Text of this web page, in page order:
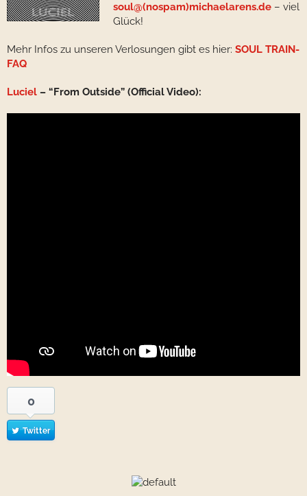
soul@(nospam)michaelarens.de – viel
Glück!
Mehr Infos zu unseren Verlosungen gibt es hier: SOUL TRAIN-
FAQ
Luciel – “From Outside” (Official Video):
0
Twitter